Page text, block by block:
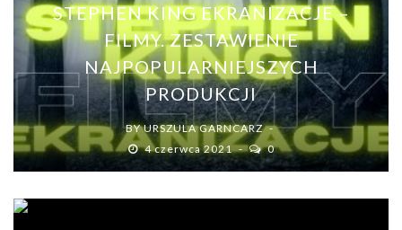
STEPHEN KING EKRANIZACJE –
FILMY. ZESTAWIENIE
NAJPOPULARNIEJSZYCH
PRODUKCJI
BYURSZULA GARNCARZ
4 czerwca 2021
0